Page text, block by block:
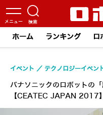
ホーム ランキング
パナソニックのロボットの
【CEATEC JAPAN 2017
イベント テクノロジーイベン